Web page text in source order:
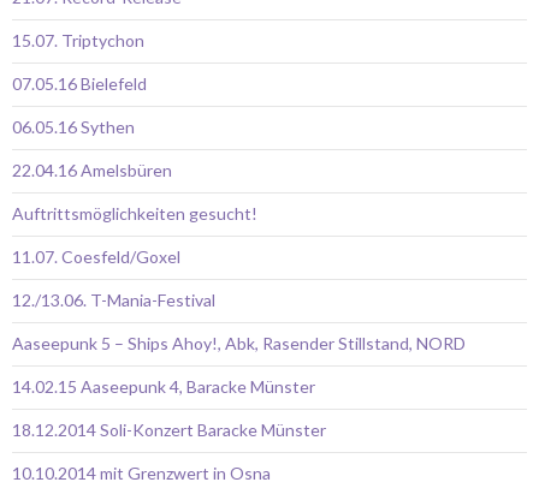
15.07. Triptychon
07.05.16 Bielefeld
06.05.16 Sythen
22.04.16 Amelsbüren
Auftrittsmöglichkeiten gesucht!
11.07. Coesfeld/Goxel
12./13.06. T-Mania-Festival
Aaseepunk 5 – Ships Ahoy!, Abk, Rasender Stillstand, NORD
14.02.15 Aaseepunk 4, Baracke Münster
18.12.2014 Soli-Konzert Baracke Münster
10.10.2014 mit Grenzwert in Osna